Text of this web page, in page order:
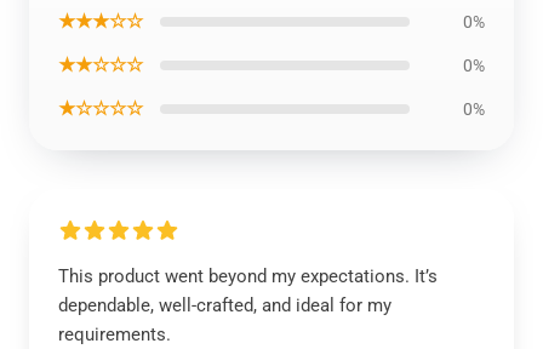
★★★☆☆ 0%
★★☆☆☆ 0%
★☆☆☆☆ 0%
This product went beyond my expectations. It’s
dependable, well-crafted, and ideal for my
requirements.